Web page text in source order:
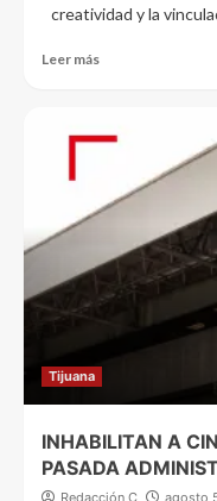
creatividad y la
Leer más
Tijuana
INHABILITAN A
PASADA